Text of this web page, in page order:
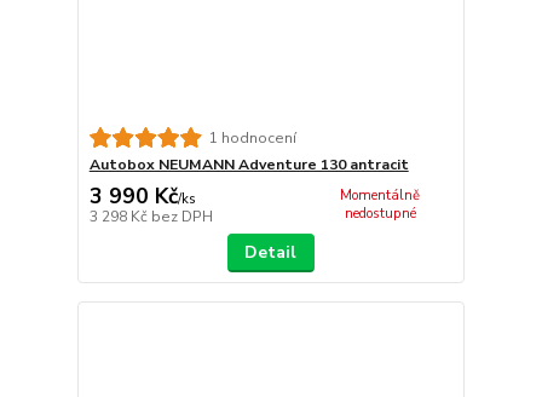
1 hodnocení
Autobox NEUMANN Adventure 130 antracit
3 990 Kč/ks
3 298 Kč bez DPH
Momentálně
nedostupné
Detail